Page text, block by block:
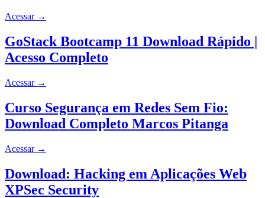
Acessar →
GoStack Bootcamp 11 Download Rápido |
Acesso Completo
Acessar →
Curso Segurança em Redes Sem Fio:
Download Completo Marcos Pitanga
Acessar →
Download: Hacking em Aplicações Web
XPSec Security